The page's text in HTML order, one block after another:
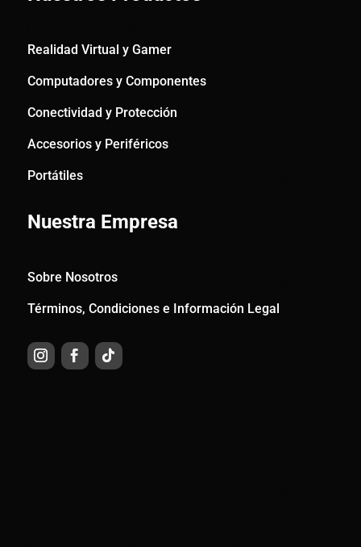
Realidad Virtual y Gamer
Computadores y Componentes
Conectividad y Protección
Accesorios y Periféricos
Portátiles
Nuestra Empresa
Sobre Nosotros
Términos, Condiciones e Información Legal